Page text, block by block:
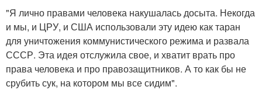
"Я лично правами человека накушалась досыта. Некогда
и мы, и ЦРУ, и США использовали эту идею как таран
для уничтожения коммунистического режима и развала
СССР. Эта идея отслужила свое, и хватит врать про
права человека и про правозащитников. А то как бы не
срубить сук, на котором мы все сидим".